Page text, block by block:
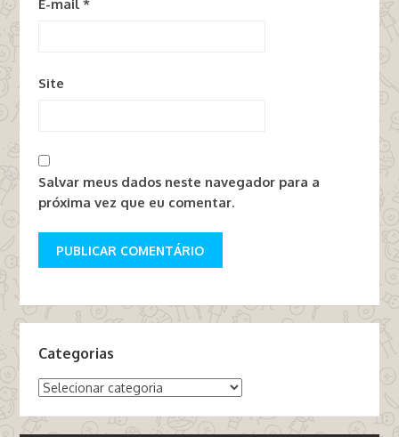
E-mail *
Site
Salvar meus dados neste navegador para a
próxima vez que eu comentar.
Categorias
Categorias